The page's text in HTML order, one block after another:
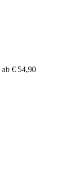
ab € 54,90